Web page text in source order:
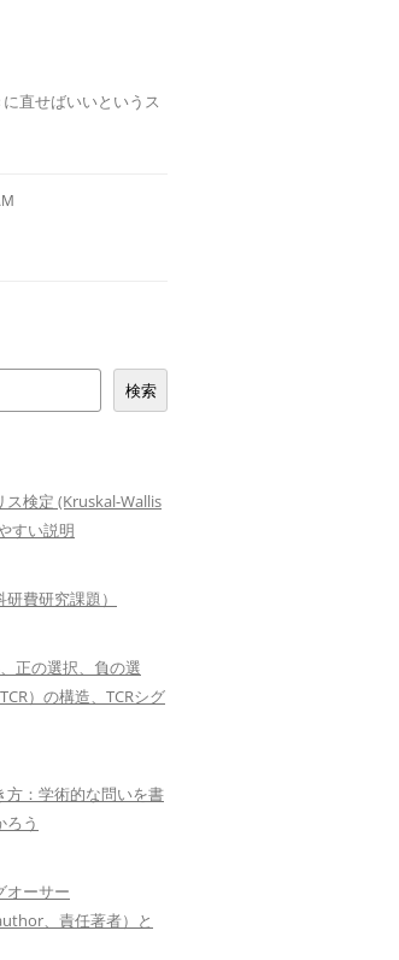
直せばいいというス
検索
ス検定 (Kruskal-Wallis
すい説明
費研究課題）
正の選択、負の選
）の構造、TCRシグ
方：学術的な問いを書
ろう
オーサー
、責任著者）と